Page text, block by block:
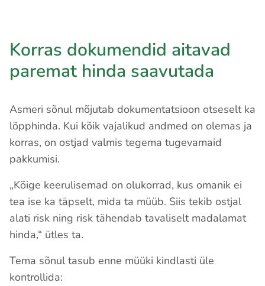
Korras dokumendid aitavad
paremat hinda saavutada
Asmeri sõnul mõjutab dokumentatsioon otseselt ka
lõpphinda. Kui kõik vajalikud andmed on olemas ja
korras, on ostjad valmis tegema tugevamaid
pakkumisi.
„Kõige keerulisemad on olukorrad, kus omanik ei
tea ise ka täpselt, mida ta müüb. Siis tekib ostjal
alati risk ning risk tähendab tavaliselt madalamat
hinda,“ ütles ta.
Tema sõnul tasub enne müüki kindlasti üle
kontrollida: